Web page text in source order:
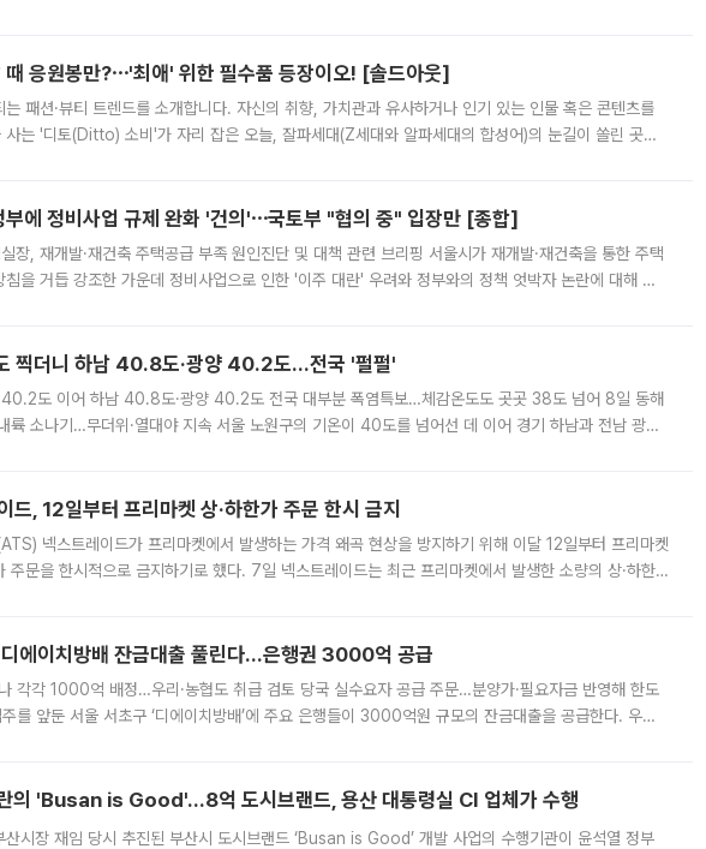
때 응원봉만?⋯'최애' 위한 필수품 등장이오! [솔드아웃]
는 패션·뷰티 트렌드를 소개합니다. 자신의 취향, 가치관과 유사하거나 인기 있는 인물 혹은 콘텐츠를
사는 '디토(Ditto) 소비'가 자리 잡은 오늘, 잘파세대(Z세대와 알파세대의 합성어)의 눈길이 쏠린 곳은
부에 정비사업 규제 완화 '건의'⋯국토부 "협의 중" 입장만 [종합]
장, 재개발·재건축 주택공급 부족 원인진단 및 대책 관련 브리핑 서울시가 재개발·재건축을 통한 주택
침을 거듭 강조한 가운데 정비사업으로 인한 '이주 대란' 우려와 정부와의 정책 엇박자 논란에 대해 정
찍더니 하남 40.8도·광양 40.2도…전국 '펄펄'
40.2도 이어 하남 40.8도·광양 40.2도 전국 대부분 폭염특보…체감온도도 곳곳 38도 넘어 8일 동해
륙 소나기…무더위·열대야 지속 서울 노원구의 기온이 40도를 넘어선 데 이어 경기 하남과 전남 광양
드, 12일부터 프리마켓 상·하한가 주문 한시 금지
넥스트레이드가 프리마켓에서 발생하는 가격 왜곡 현상을 방지하기 위해 이달 12일부터 프리마켓
주문을 한시적으로 금지하기로 했다. 7일 넥스트레이드는 최근 프리마켓에서 발생한 소량의 상·하한
에이치방배 잔금대출 풀린다…은행권 3000억 공급
나 각각 1000억 배정…우리·농협도 취급 검토 당국 실수요자 공급 주문…분양가·필요자금 반영해 한도
를 앞둔 서울 서초구 ‘디에이치방배’에 주요 은행들이 3000억원 규모의 잔금대출을 공급한다. 우리
의 'Busan is Good'…8억 도시브랜드, 용산 대통령실 CI 업체가 수행
산시장 재임 당시 추진된 부산시 도시브랜드 ‘Busan is Good’ 개발 사업의 수행기관이 윤석열 정부